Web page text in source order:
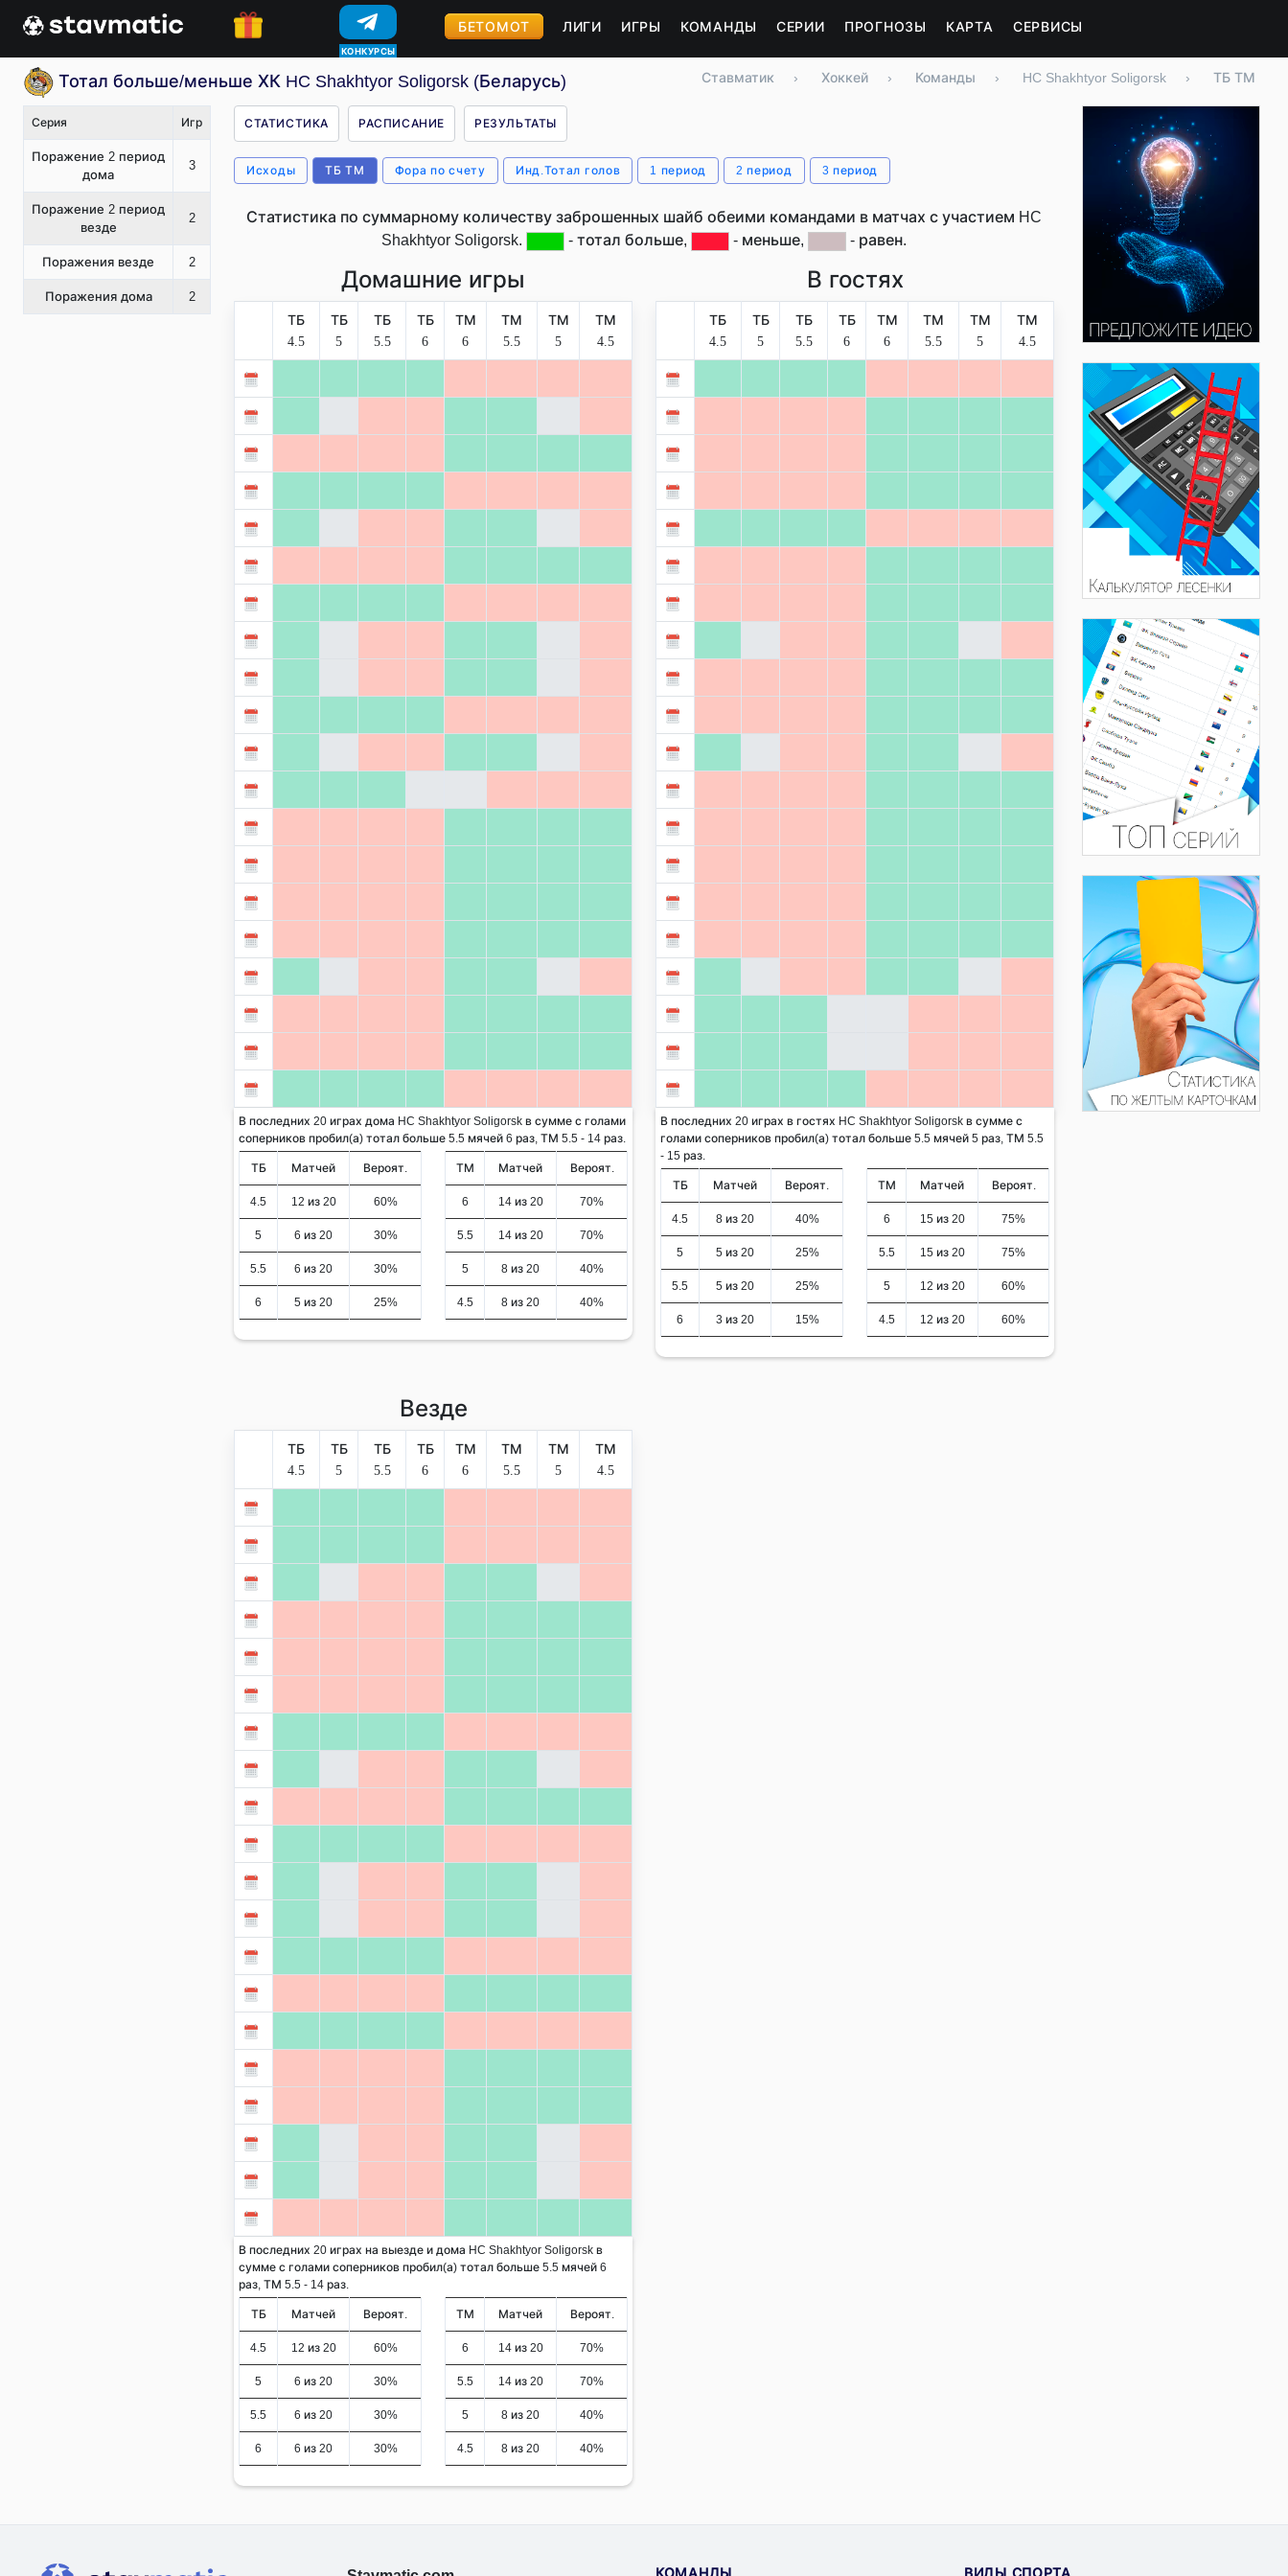
КОНКУРСЫ
БЕТОМОТ ЛИГИ ИГРЫ КОМАНДЫ СЕРИИ ПРОГНОЗЫ КАРТА СЕРВИСЫ
Тотал больше/меньше ХК HC Shakhtyor Soligorsk (Беларусь) Ставматик › Хоккей › Команды › HC Shakhtyor Soligorsk › ТБ ТМ
Серия Игр
Поражение 2 период
дома
3
Поражение 2 период
везде
2
Поражения везде 2
Поражения дома 2
СТАТИСТИКА РАСПИСАНИЕ РЕЗУЛЬТАТЫ
Исходы ТБ ТМ Фора по счету Инд.Тотал голов 1 период 2 период 3 период
Статистика по суммарному количеству заброшенных шайб обеими командами в матчах с участием HC
Shakhtyor Soligorsk.
- тотал больше, - меньше, - равен.
Домашние игры
ТБ
4.5
ТБ
5
ТБ
5.5
ТБ
6
ТМ
6
ТМ
5.5
ТМ
5
ТМ
4.5
В последних 20 играх дома HC Shakhtyor Soligorsk в сумме с голами
соперников пробил(а) тотал больше 5.5 мячей 6 раз, ТМ 5.5 - 14 раз.
ТБ Матчей Вероят.
4.5 12 из 20 60%
5 6 из 20 30%
5.5 6 из 20 30%
6 5 из 20 25%
ТМ Матчей Вероят.
6 14 из 20 70%
5.5 14 из 20 70%
5 8 из 20 40%
4.5 8 из 20 40%
В гостях
ТБ
4.5
ТБ
5
ТБ
5.5
ТБ
6
ТМ
6
ТМ
5.5
ТМ
5
ТМ
4.5
В последних 20 играх в гостях HC Shakhtyor Soligorsk в сумме с
голами соперников пробил(а) тотал больше 5.5 мячей 5 раз, ТМ 5.5
- 15 раз.
ТБ Матчей Вероят.
4.5 8 из 20 40%
5 5 из 20 25%
5.5 5 из 20 25%
6 3 из 20 15%
ТМ Матчей Вероят.
6 15 из 20 75%
5.5 15 из 20 75%
5 12 из 20 60%
4.5 12 из 20 60%
Везде
ТБ
4.5
ТБ
5
ТБ
5.5
ТБ
6
ТМ
6
ТМ
5.5
ТМ
5
ТМ
4.5
В последних 20 играх на выезде и дома HC Shakhtyor Soligorsk в
сумме с голами соперников пробил(а) тотал больше 5.5 мячей 6
раз, ТМ 5.5 - 14 раз.
ТБ Матчей Вероят.
4.5 12 из 20 60%
5 6 из 20 30%
5.5 6 из 20 30%
6 6 из 20 30%
ТМ Матчей Вероят.
6 14 из 20 70%
5.5 14 из 20 70%
5 8 из 20 40%
4.5 8 из 20 40%
КОМАНДЫ ВИДЫ СПОРТА